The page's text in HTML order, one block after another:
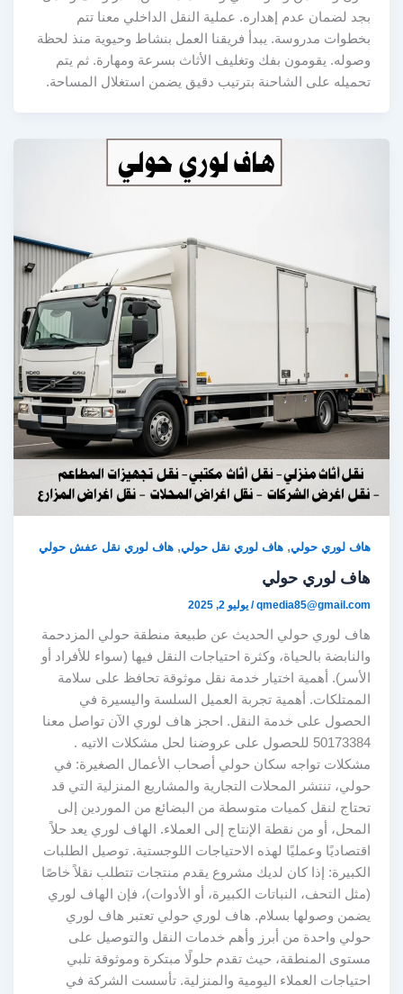
بجد لضمان عدم إهداره. عملية النقل الداخلي معنا تتم
بخطوات مدروسة. يبدأ فريقنا العمل بنشاط وحيوية منذ لحظة
وصوله. يقومون بفك وتغليف الأثاث بسرعة ومهارة. ثم يتم
تحميله على الشاحنة بترتيب دقيق يضمن استغلال المساحة.
هاف لوري حولي,هاف لوري نقل حولي,هاف لوري نقل عفش حولي
هاف لوري حولي
qmedia85@gmail.com
/يوليو 2, 2025
هاف لوري حولي الحديث عن طبيعة منطقة حولي المزدحمة
والنابضة بالحياة، وكثرة احتياجات النقل فيها (سواء للأفراد أو
الأسر). أهمية اختيار خدمة نقل موثوقة تحافظ على سلامة
الممتلكات. أهمية تجربة العميل السلسة واليسيرة في
الحصول على خدمة النقل. احجز هاف لوري الآن تواصل معنا
50173384 للحصول على عروضنا لحل مشكلات الاتيه .
مشكلات تواجه سكان حولي أصحاب الأعمال الصغيرة: في
حولي، تنتشر المحلات التجارية والمشاريع المنزلية التي قد
تحتاج لنقل كميات متوسطة من البضائع من الموردين إلى
المحل، أو من نقطة الإنتاج إلى العملاء. الهاف لوري يعد حلاً
اقتصاديًا وعمليًا لهذه الاحتياجات اللوجستية. توصيل الطلبات
الكبيرة: إذا كان لديك مشروع يقدم منتجات تتطلب نقلاً خاصًا
(مثل التحف، النباتات الكبيرة، أو الأدوات)، فإن الهاف لوري
يضمن وصولها بسلام. هاف لوري حولي تعتبر هاف لوري
حولي واحدة من أبرز وأهم خدمات النقل والتوصيل على
مستوى المنطقة، حيث تقدم حلولًا مبتكرة وموثوقة تلبي
احتياجات العملاء اليومية والمنزلية. تأسست الشركة في